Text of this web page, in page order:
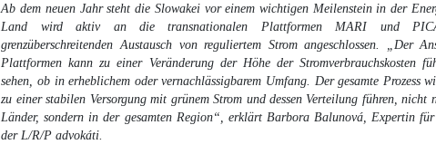
Ab dem neuen Jahr steht die Slowakei vor einem wichtigen Meilenstein in der
Land wird aktiv an die transnationalen Plattformen MARI und
grenzüberschreitenden Austausch von reguliertem Strom angeschlossen. „Der
Plattformen kann zu einer Veränderung der Höhe der Stromverbrauchskosten
sehen, ob in erheblichem oder vernachlässigbarem Umfang. Der gesamte Prozess
zu einer stabilen Versorgung mit grünem Strom und dessen Verteilung führen, nicht
Länder, sondern in der gesamten Region“, erklärt Barbora Balunová, Expertin
der L/R/P advokáti.